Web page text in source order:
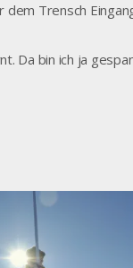
Trensch
Da bin ich ja